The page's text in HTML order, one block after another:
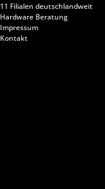
11 Filialen deutschlandweit
Hardware Beratung
Impressum
Kontakt